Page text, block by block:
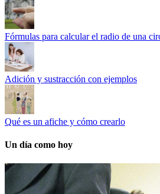
Fórmulas para calcular el radio de una
Adición y sustracción con ejemplos
Qué es un afiche y cómo crearlo
Un día como hoy